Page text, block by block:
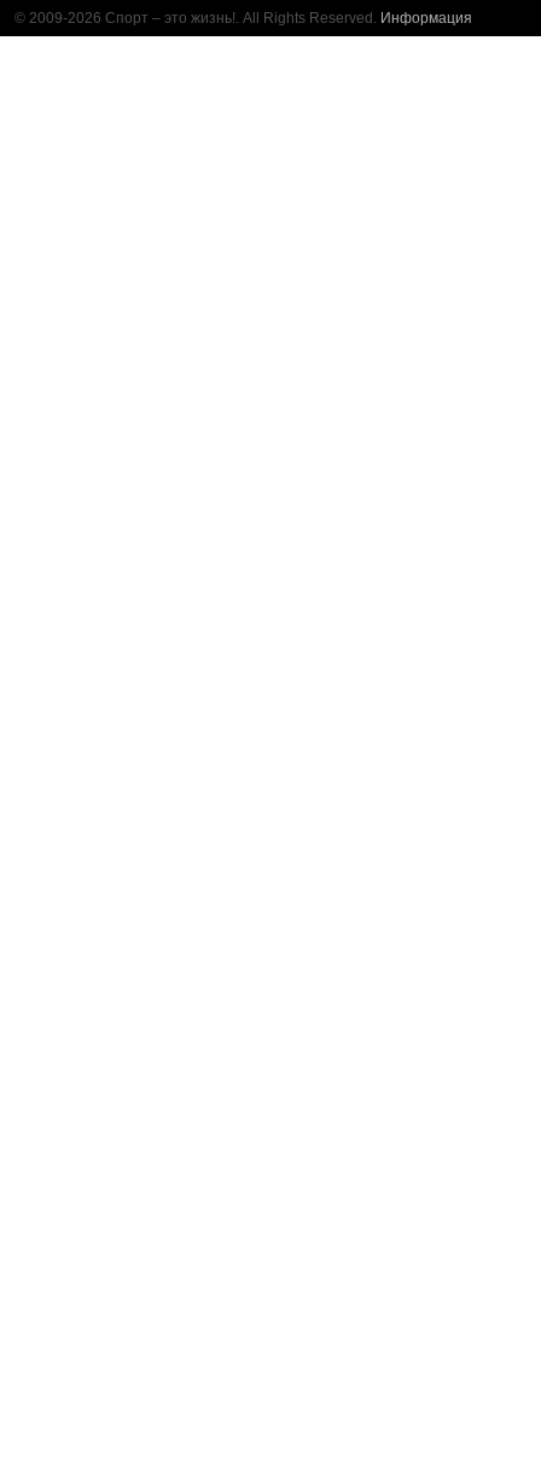
© 2009-2026 Спорт – это жизнь!. All Rights Reserved. Информация